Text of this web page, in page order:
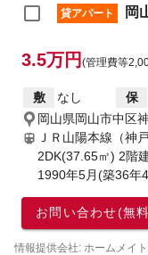
貸アパート 岡
3.5万円 (管理費等
敷 なし 保
岡山県岡山市中区
ＪＲ山陽本線（神
2DK(37.65㎡) 2階
1990年5月(築36年
お問い合わせ(無
情報提供会社: ホームメイ